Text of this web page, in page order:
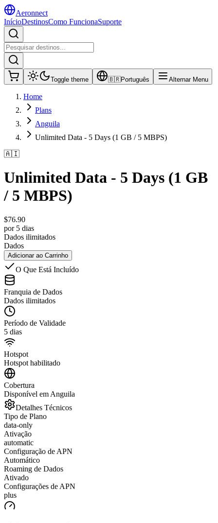
Aeronnect
InícioDestinosComo FuncionaSuporte
Toggle theme 🇧🇷Português Alternar Menu
Home
Plans
Anguila
Unlimited Data - 5 Days (1 GB / 5 MBPS)
🇦🇮
Unlimited Data - 5 Days (1 GB
/ 5 MBPS)
$76.90
por 5 dias
Dados ilimitados
Dados
Adicionar ao Carrinho
O Que Está Incluído
Franquia de Dados
Dados ilimitados
Período de Validade
5 dias
Hotspot
Hotspot habilitado
Cobertura
Disponível em Anguila
Detalhes Técnicos
Tipo de Plano
data-only
Ativação
automatic
Configuração de APN
Automático
Roaming de Dados
Ativado
Configurações de APN
plus